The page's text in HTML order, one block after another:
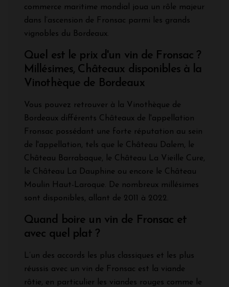
commerce maritime mondial joua un rôle majeur
dans l’ascension de Fronsac parmi les grands
vignobles du Bordeaux.
Quel est le prix d'un vin de Fronsac ?
Millésimes, Châteaux disponibles à la
Vinothèque de Bordeaux
Vous pouvez retrouver à la Vinothèque de
Bordeaux différents Châteaux de l'appellation
Fronsac possédant une forte réputation au sein
de l'appellation, tels que le Château Dalem, le
Château Barrabaque, le Château La Vieille Cure,
le Château La Dauphine ou encore le Château
Moulin Haut-Laroque. De nombreux millésimes
sont disponibles, allant de 2011 à 2022.
Quand boire un vin de Fronsac et
avec quel plat ?
L’un des accords les plus classiques et les plus
réussis avec un vin de Fronsac est la viande
rôtie, en particulier les viandes rouges comme le